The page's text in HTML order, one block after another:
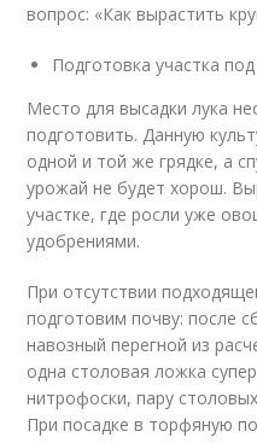
вопрос: «Как вырастить
Подготовка участка
Место для высадки лука
подготовить. Данную
одной и той же грядке, а
урожай не будет хорош.
участке, где росли уже
удобрениями.
При отсутствии
подготовим почву: после
навозный перегной из
одна столовая ложка
нитрофоски, пару
При посадке в торфяную